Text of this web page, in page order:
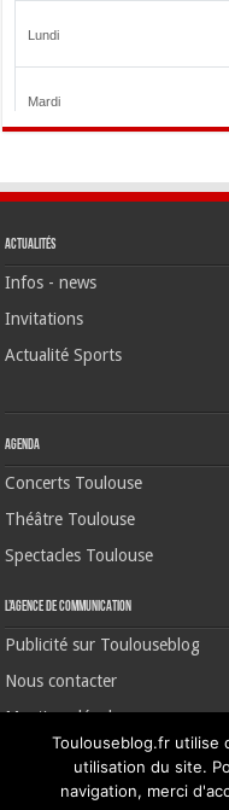
Actualités
Infos - news
Invitations
Actualité Sports
Agenda
Concerts Toulouse
Théâtre Toulouse
Spectacles Toulouse
L’agence de communication
Publicité sur Toulouseblog
Nous contacter
Mentions légales
©2006-2026
Toulouseblog.fr utilise
utilisation du site.
navigation, merci